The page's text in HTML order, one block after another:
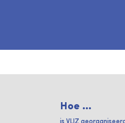
Hoe ...
is VLIZ